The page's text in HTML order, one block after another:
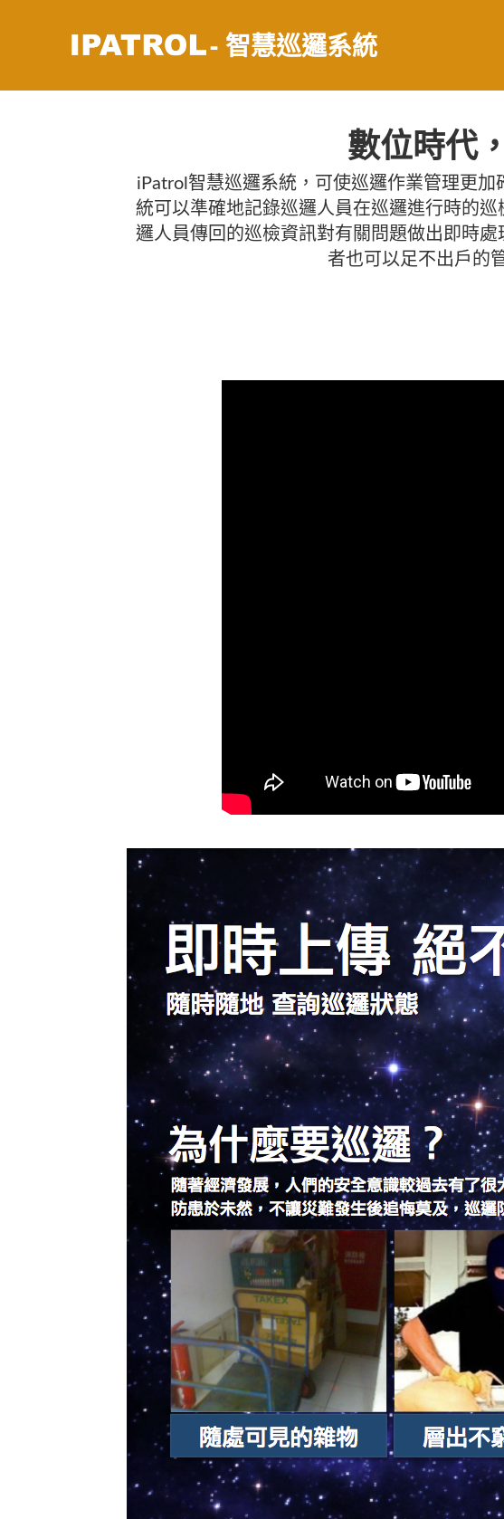
- 智慧巡邏系統
數位時代
iPatrol智慧巡邏系統，可使巡邏作業管理更
統可以準確地記錄巡邏人員在巡邏進行時的
邏人員傳回的巡檢資訊對有關問題做出即時
者也可以足不出戶的